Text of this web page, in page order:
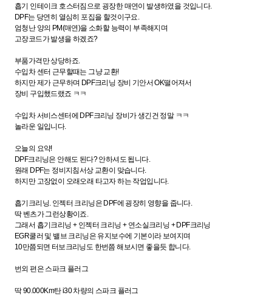
흡기 인테이크 호스터짐으로 굉장한 매연이 발생하였을 것입니다.
DPF는 당연히 열심히 포집을 할것이구요.
엄청난 양의 PM(매연)을 소화할 능력이 부족해지며
고장코드가 발생을 하겠죠?
부품가격만 상당하죠.
수입차 센터 근무할때는 그냥 교환!
하지만 제가 근무하며 DPF크리닝 장비 기안서 OK떨어져서
장비 구입했드랬죠 ㅋㅋ
수입차 서비스센터에 DPF크리닝 장비가 생긴건 정말 ㅋㅋ
놀라운 일입니다.
오늘의 요약!
DPF크리닝은 안해도 된다? 안하셔도 됩니다.
원래 DPF는 정비지침서상 교환이 맞습니다.
하지만 고장없이 오래오래 타고자 하는 작업입니다.
흡기크리닝. 인젝터 크리닝은 DPF에 굉장히 영향을 줍니다.
딱 벤츠가 그런상황이죠.
그래서 흡기크리닝 + 인젝터 크리닝 + 연소실크리닝 + DPF크리닝
EGR쿨러 및 밸브 크리닝은 유지보수에 기본이라 보여지며
10만쯤되면 터보크리닝도 한번쯤 해보시면 좋을듯 합니다.
번외 편은 스파크 플러그
딱 90.000Km탄 i30 차량의 스파크 플러그